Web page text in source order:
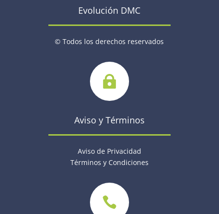
Evolución DMC
©Todos los derechos reservados

Aviso y Términos
Aviso de Privacidad
Términos y Condiciones
